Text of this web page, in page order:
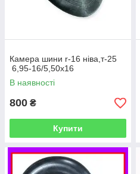
Камера шини r-16 ніва,т-25
6,95-16/5,50х16
В наявності
800 ₴
Купити